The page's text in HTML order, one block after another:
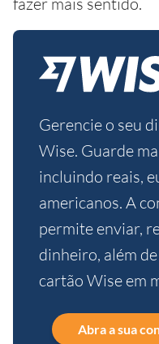
Gerencie o seu
Wise. Guarde
incluindo reais,
americanos. A
permite enviar,
dinheiro, além
cartão Wise em
Abra a sua